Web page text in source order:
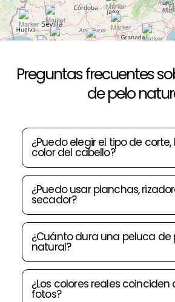
Preguntas frecuentes
de pelo
¿Puedo elegir el tipo de
color del cabello?
¿Puedo usar planchas,
secador?
¿Cuánto dura una peluca de
natural?
¿Los colores reales coinciden
fotos?